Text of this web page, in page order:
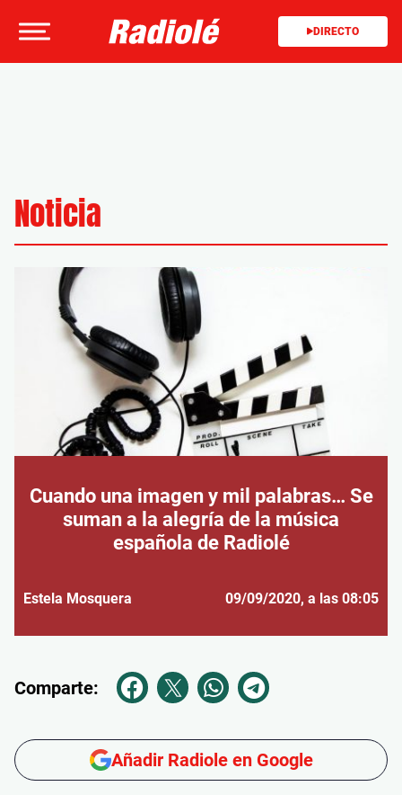
DIRECTO
Noticia
Cuando una imagen y mil palabras… Se
suman a la alegría de la música
española de Radiolé
Estela Mosquera 09/09/2020, a las 08:05
Comparte:
Añadir Radiole en Google